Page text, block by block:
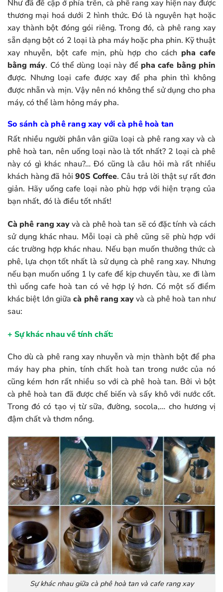
Như đã đề cập ở phía trên, cà phê rang xay hiện nay được
thương mại hoá dưới 2 hình thức. Đó là nguyên hạt hoặc
xay thành bột đóng gói riêng. Trong đó, cà phê rang xay
sẵn dạng bột có 2 loại là pha máy hoặc pha phin. Kỹ thuật
xay nhuyễn, bột cafe mịn, phù hợp cho cách pha cafe
bằng máy. Có thể dùng loại này để pha cafe bằng phin
được. Nhưng loại cafe được xay để pha phin thì không
được nhẵn và mịn. Vậy nên nó không thể sử dụng cho pha
máy, có thể làm hỏng máy pha.
So sánh cà phê rang xay với cà phê hoà tan
Rất nhiều người phân vân giữa loại cà phê rang xay và cà
phê hoà tan, nên uống loại nào là tốt nhất? 2 loại cà phê
này có gì khác nhau?… Đó cũng là câu hỏi mà rất nhiều
khách hàng đã hỏi 90S Coffee. Câu trả lời thật sự rất đơn
giản. Hãy uống cafe loại nào phù hợp với hiện trạng của
bạn nhất, đó là điều tốt nhất!
Cà phê rang xayvà cà phê hoà tan sẽ có đặc tính và cách
sử dụng khác nhau. Mỗi loại cà phê cũng sẽ phù hợp với
các trường hợp khác nhau. Nếu bạn muốn thưởng thức cà
phê, lựa chọn tốt nhất là sử dụng cà phê rang xay. Nhưng
nếu bạn muốn uống 1 ly cafe để kịp chuyến tàu, xe đi làm
thì uống cafe hoà tan có vẻ hợp lý hơn. Có một số điểm
khác biệt lớn giữacà phê rang xayvà cà phê hoà tan như
sau:
+ Sự khác nhau về tính chất:
Cho dù cà phê rang xay nhuyễn và mịn thành bột để pha
máy hay pha phin, tính chất hoà tan trong nước của nó
cũng kém hơn rất nhiều so với cà phê hoà tan. Bởi vì bột
cà phê hoà tan đã được chế biến và sấy khô với nước cốt.
Trong đó có tạo vị từ sữa, đường, socola,… cho hương vị
đậm chất và thơm nồng.
Sự khác nhau giữa cà phê hoà tan và cafe rang xay